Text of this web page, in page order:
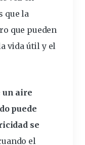
que la
que pueden
vida útil y el
un aire
puede
se
el